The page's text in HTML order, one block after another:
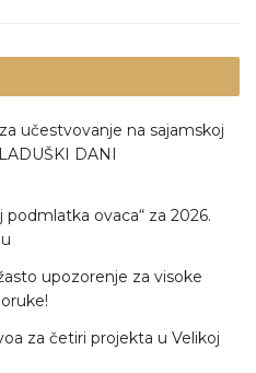
učestvovanje na sajamskoj
DANI
ovaca“ za 2026.
upozorenje za visoke
za četiri projekta u Velikoj